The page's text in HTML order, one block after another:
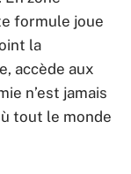
formule joue
la
accède aux
n’est jamais
tout le monde